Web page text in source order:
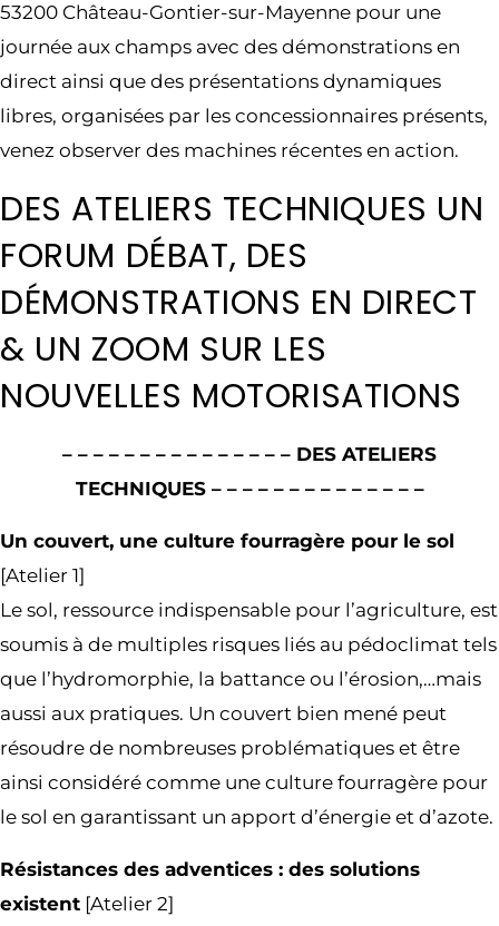
53200 Château-Gontier-sur-Mayenne pour une
journée aux champs avec des démonstrations en
direct ainsi que des présentations dynamiques
libres, organisées par les concessionnaires présents,
venez observer des machines récentes en action.
DES ATELIERS TECHNIQUES UN
FORUM DÉBAT, DES
DÉMONSTRATIONS EN DIRECT
& UN ZOOM SUR LES
NOUVELLES MOTORISATIONS
– – – – – – – – – – – – – – – DES ATELIERS
TECHNIQUES – – – – – – – – – – – – – –
Un couvert, une culture fourragère pour le sol
[Atelier 1]
Le sol, ressource indispensable pour l’agriculture, est
soumis à de multiples risques liés au pédoclimat tels
que l’hydromorphie, la battance ou l’érosion,…mais
aussi aux pratiques. Un couvert bien mené peut
résoudre de nombreuses problématiques et être
ainsi considéré comme une culture fourragère pour
le sol en garantissant un apport d’énergie et d’azote.
Résistances des adventices : des solutions
existent [Atelier 2]